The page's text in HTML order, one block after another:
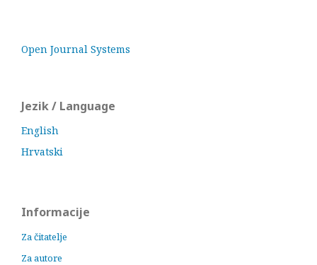
Open Journal Systems
Jezik / Language
English
Hrvatski
Informacije
Za čitatelje
Za autore